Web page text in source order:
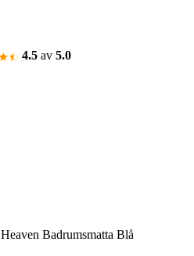
4.5 av 5.0
Heaven Badrumsmatta Blå